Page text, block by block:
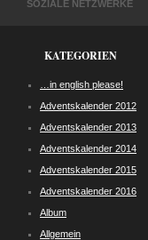
SOZIALE NETZWERKE
KATEGORIEN
…in english please!
Adventskalender 2012
Adventskalender 2013
Adventskalender 2014
Adventskalender 2015
Adventskalender 2016
Album
Allgemein